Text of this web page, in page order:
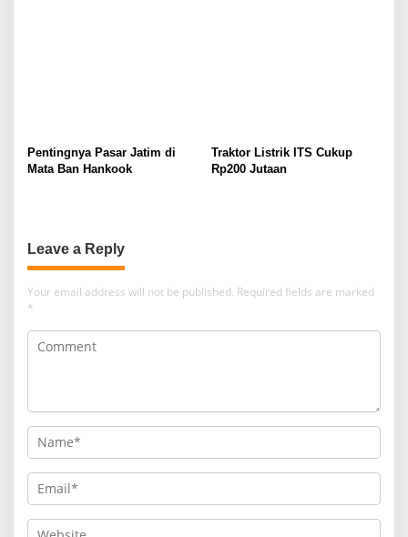
Pentingnya Pasar Jatim di
Mata Ban Hankook
Traktor Listrik ITS Cukup
Rp200 Jutaan
Leave a Reply
Your email address will not be published. Required fields are marked
*